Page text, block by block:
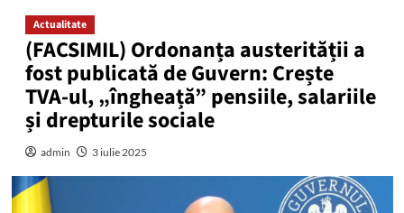
Actualitate
(FACSIMIL) Ordonanța austerității a
fost publicată de Guvern: Crește
TVA-ul, „îngheață” pensiile, salariile
și drepturile sociale
admin 3 iulie 2025